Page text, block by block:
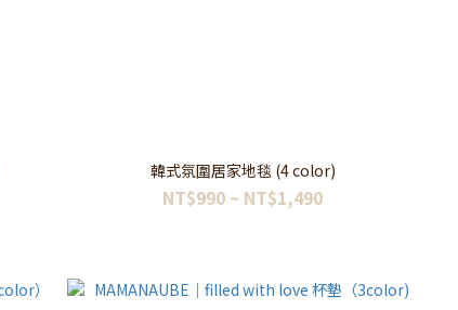
韓式氛圍居家地毯 (4 color)
NT$990 ~ NT$1,490